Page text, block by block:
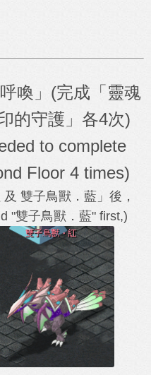
呼喚」(完成「靈魂
的守護」各4次)
to complete
Floor 4 times)
雙子鳥獸．藍」後，
"雙子鳥獸．藍" first,)